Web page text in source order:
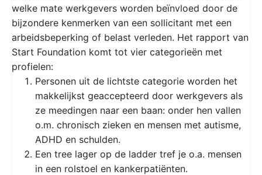
welke mate werkgevers worden beïnvloed door de
bijzondere kenmerken van een sollicitant met een
arbeidsbeperking of belast verleden. Het rapport van
Start Foundation komt tot vier categorieën met
profielen:
Personen uit de lichtste categorie worden het
makkelijkst geaccepteerd door werkgevers als
ze meedingen naar een baan: onder hen vallen
o.m. chronisch zieken en mensen met autisme,
ADHD en schulden.
Een tree lager op de ladder tref je o.a. mensen
in een rolstoel en kankerpatiënten.